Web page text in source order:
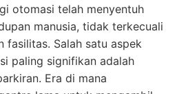
otomasi telah menyentuh
manusia, tidak terkecuali
fasilitas. Salah satu aspek
paling signifikan adalah
Era di mana